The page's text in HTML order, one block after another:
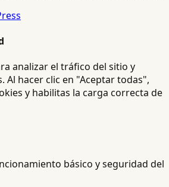
analizar el tráfico del sitio y
Al hacer clic en "Aceptar todas",
y habilitas la carga correcta de
básico y seguridad del